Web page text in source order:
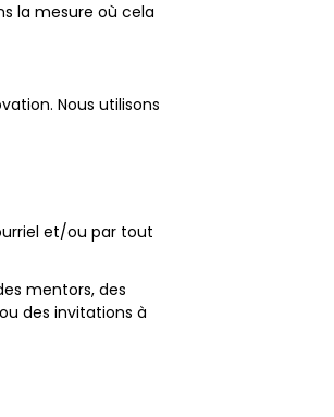
la mesure où cela
Nous utilisons
et/ou par tout
mentors, des
des invitations à